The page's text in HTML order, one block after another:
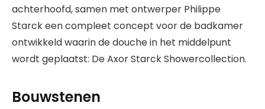
achterhoofd, samen met ontwerper Philippe
Starck een compleet concept voor de badkamer
ontwikkeld waarin de douche in het middelpunt
wordt geplaatst: De Axor Starck Showercollection.
Bouwstenen